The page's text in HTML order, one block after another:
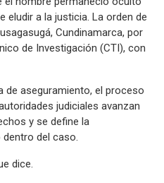
eludir a la justicia. La orden de
Cundinamarca, por
de Investigación (CTI), con
de aseguramiento, el proceso
judiciales avanzan
y se define la
del caso.
dice.